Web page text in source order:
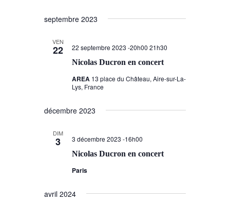
septembre 2023
VEN
22
Nicolas Ducron en concert
22 septembre 2023 -20h00 21h30
AREA 13 place du Château, Aire-sur-La-
Lys, France
décembre 2023
DIM
3
Nicolas Ducron en concert
3 décembre 2023 -16h00
Paris
avril 2024